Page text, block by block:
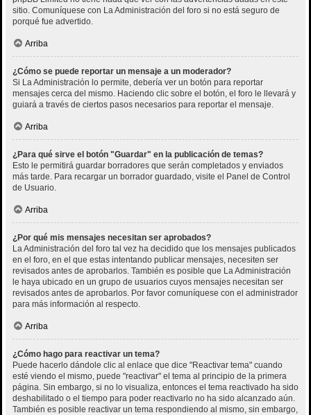
sitio. Comuníquese con La Administración del foro si no está seguro de
porqué fue advertido.
Arriba
¿Cómo se puede reportar un mensaje a un moderador?
Si La Administración lo permite, debería ver un botón para reportar
mensajes cerca del mismo. Haciendo clic sobre el botón, el foro le llevará y
guiará a través de ciertos pasos necesarios para reportar el mensaje.
Arriba
¿Para qué sirve el botón "Guardar" en la publicación de temas?
Esto le permitirá guardar borradores que serán completados y enviados
más tarde. Para recargar un borrador guardado, visite el Panel de Control
de Usuario.
Arriba
¿Por qué mis mensajes necesitan ser aprobados?
La Administración del foro tal vez ha decidido que los mensajes publicados
en el foro, en el que estas intentando publicar mensajes, necesiten ser
revisados antes de aprobarlos. También es posible que La Administración
le haya ubicado en un grupo de usuarios cuyos mensajes necesitan ser
revisados antes de aprobarlos. Por favor comuníquese con el administrador
para más información al respecto.
Arriba
¿Cómo hago para reactivar un tema?
Puede hacerlo dándole clic al enlace que dice "Reactivar tema" cuando
esté viendo el mismo, puede "reactivar" el tema al principio de la primera
página. Sin embargo, si no lo visualiza, entonces el tema reactivado ha sido
deshabilitado o el tiempo para poder reactivarlo no ha sido alcanzado aún.
También es posible reactivar un tema respondiendo al mismo, sin embargo,